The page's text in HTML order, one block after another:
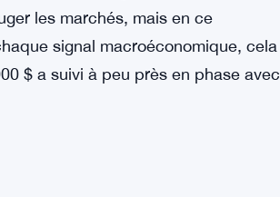
les marchés, mais en ce
signal macroéconomique, cela
$ a suivi à peu près en phase avec